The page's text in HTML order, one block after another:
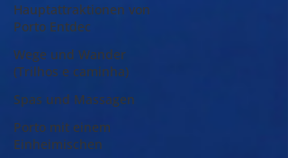
Hauptattraktionen von
Porto Entdec
Wege und Wander
(Trilhos e caminha)
Spas und Massagen
Porto mit einem
Einheimischen